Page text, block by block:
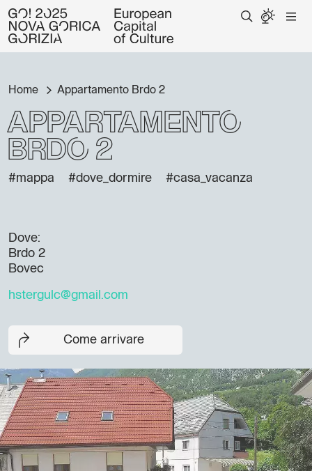
Home Appartamento Brdo 2
Appartamento
Brdo 2
#mappa #dove_dormire #casa_vacanza
Dove:
Brdo 2
Bovec
hstergulc@gmail.com
Come arrivare